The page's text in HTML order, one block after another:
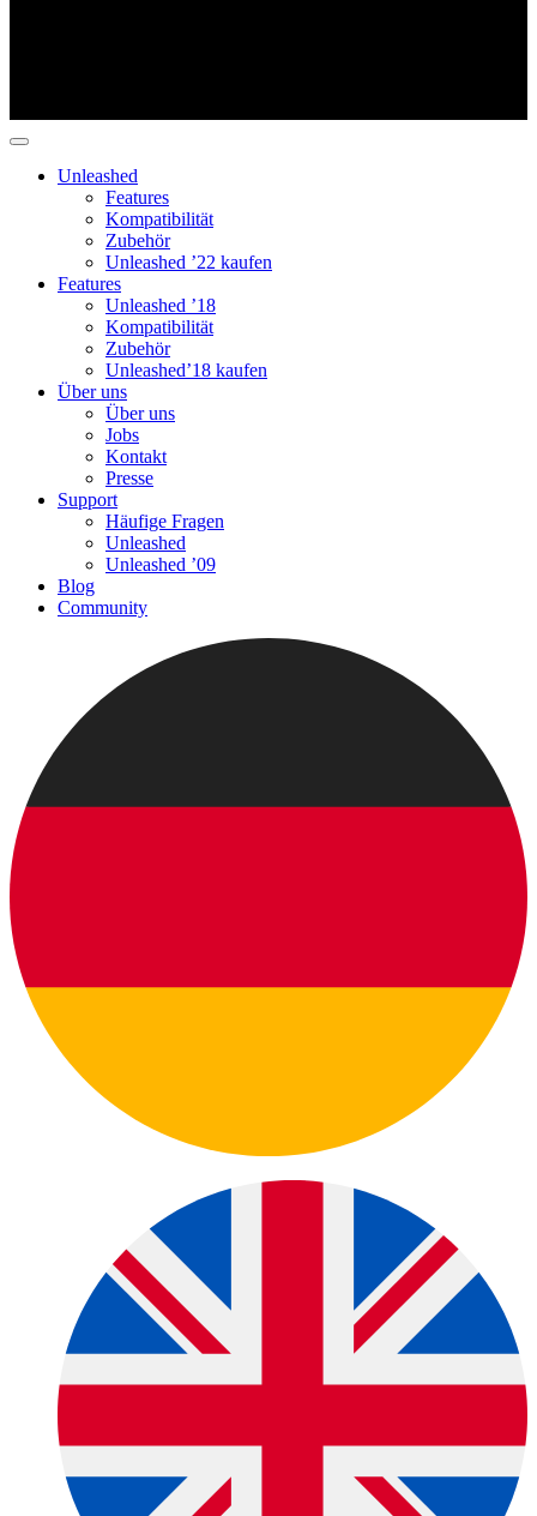
Unleashed
Features
Kompatibilität
Zubehör
Unleashed ’22 kaufen
Features
Unleashed ’18
Kompatibilität
Zubehör
Unleashed’18 kaufen
Über uns
Über uns
Jobs
Kontakt
Presse
Support
Häufige Fragen
Unleashed
Unleashed ’09
Blog
Community